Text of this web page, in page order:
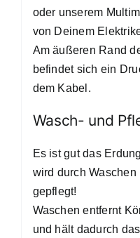
oder unserem
von Deinem
Am äußeren Rand
befindet sich ein
dem Kabel.
Wasch- und
Es ist gut das
wird durch
gepflegt!
Waschen entfernt
und hält dadurch